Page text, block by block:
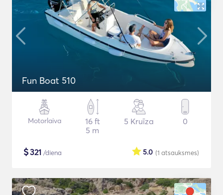
Fun Boat 510
Motorlaiva
16 ft
5 m
5 Kruīza 0
$321 /diena (1 atsauksmes)
5.0